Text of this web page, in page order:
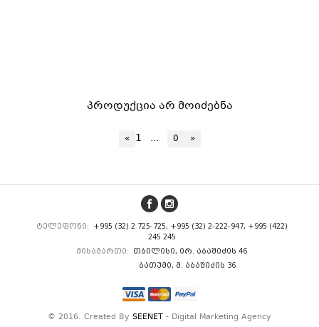
პროდუქცია არ მოიძებნა
« 1 ... 0 »
ტელეფონი: +995 (32) 2 725-725, +995 (32) 2-222-947, +995 (422)
245 245
მისამართი: თბილისი, ირ. აბაშიძის 46
ბათუმი, მ. აბაშიძის 36
© 2016. Created By SEENET- Digital Marketing Agency